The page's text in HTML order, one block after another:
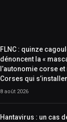
FLNC : quinze
dénoncent la «
l’autonomie corse
Corses qui
8 août 2026
Hantavirus : un cas